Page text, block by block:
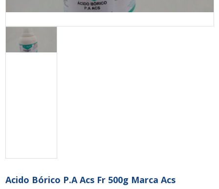
Acido Bórico P.a Acs Fr 500g Marca Acs